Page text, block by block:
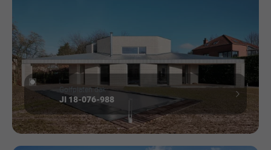
Golfplaten dak
JI 18-076-988